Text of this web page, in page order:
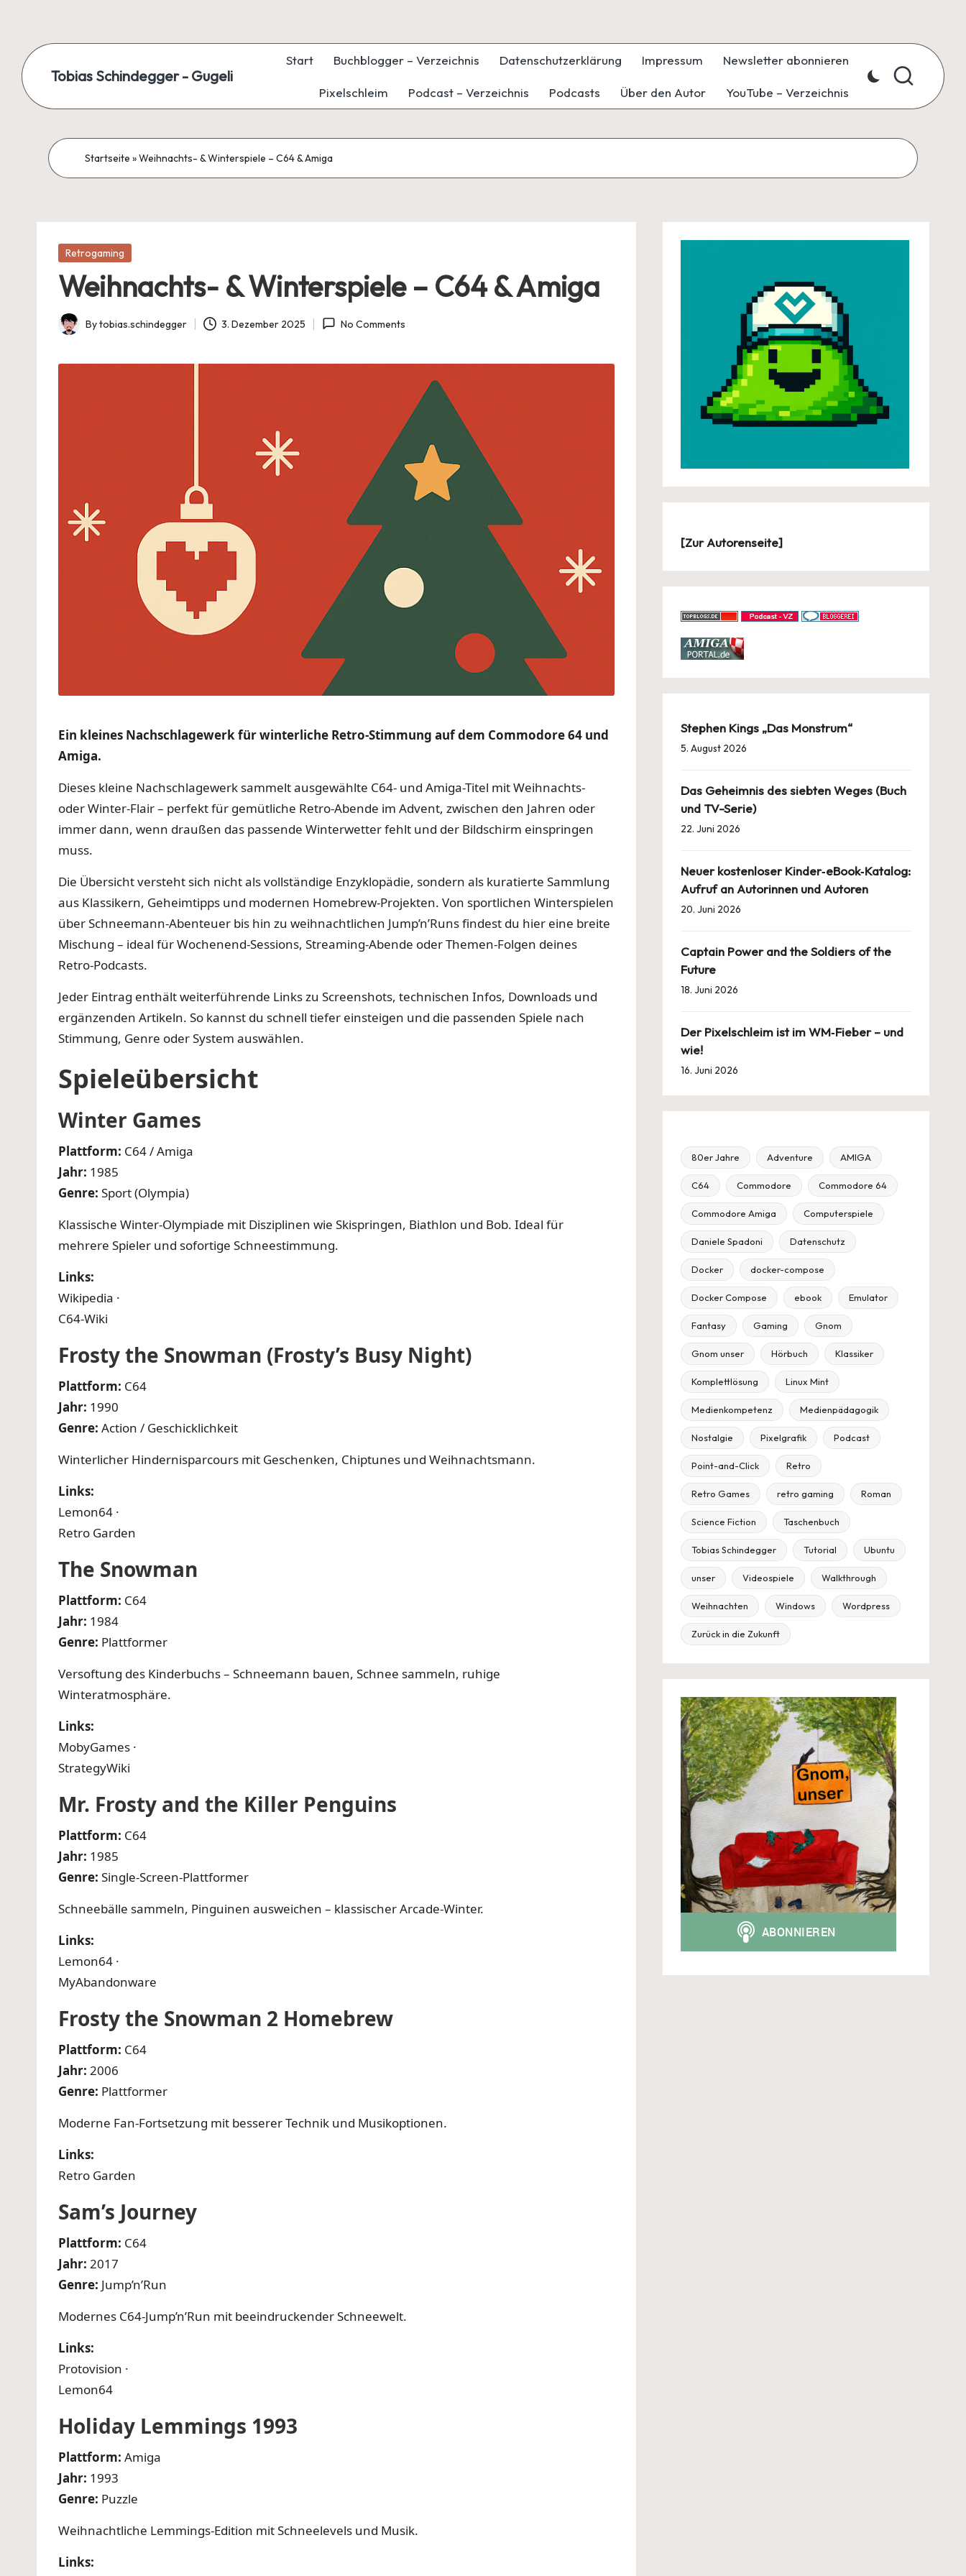
content
Tobias Schindegger - Gugeli
Start Buchblogger – Verzeichnis Datenschutzerklärung Impressum Newsletter abonnieren
Pixelschleim Podcast – Verzeichnis Podcasts Über den Autor YouTube – Verzeichnis
Startseite »Weihnachts- & Winterspiele – C64 & Amiga
Posted
Retrogaming
Weihnachts- & Winterspiele – C64 & Amiga
Posted
Bytobias.schindegger 3. Dezember 2025 No Comments
Ein kleines Nachschlagewerk für winterliche Retro-Stimmung auf dem Commodore 64 und
Amiga.
Dieses kleine Nachschlagewerk sammelt ausgewählte C64- und Amiga-Titel mit Weihnachts-
oder Winter-Flair – perfekt für gemütliche Retro-Abende im Advent, zwischen den Jahren oder
immer dann, wenn draußen das passende Winterwetter fehlt und der Bildschirm einspringen
muss.
Die Übersicht versteht sich nicht als vollständige Enzyklopädie, sondern als kuratierte Sammlung
aus Klassikern, Geheimtipps und modernen Homebrew-Projekten. Von sportlichen Winterspielen
über Schneemann-Abenteuer bis hin zu weihnachtlichen Jump’n’Runs findest du hier eine breite
Mischung – ideal für Wochenend-Sessions, Streaming-Abende oder Themen-Folgen deines
Retro-Podcasts.
Jeder Eintrag enthält weiterführende Links zu Screenshots, technischen Infos, Downloads und
ergänzenden Artikeln. So kannst du schnell tiefer einsteigen und die passenden Spiele nach
Stimmung, Genre oder System auswählen.
Spieleübersicht
Winter Games
Plattform: C64 / Amiga
Jahr: 1985
Genre: Sport (Olympia)
Klassische Winter-Olympiade mit Disziplinen wie Skispringen, Biathlon und Bob. Ideal für
mehrere Spieler und sofortige Schneestimmung.
Links:
Wikipedia ·
C64-Wiki
Frosty the Snowman (Frosty’s Busy Night)
Plattform: C64
Jahr: 1990
Genre: Action / Geschicklichkeit
Winterlicher Hindernisparcours mit Geschenken, Chiptunes und Weihnachtsmann.
Links:
Lemon64 ·
Retro Garden
The Snowman
Plattform: C64
Jahr: 1984
Genre: Plattformer
Versoftung des Kinderbuchs – Schneemann bauen, Schnee sammeln, ruhige
Winteratmosphäre.
Links:
MobyGames ·
StrategyWiki
Mr. Frosty and the Killer Penguins
Plattform: C64
Jahr: 1985
Genre: Single-Screen-Plattformer
Schneebälle sammeln, Pinguinen ausweichen – klassischer Arcade-Winter.
Links:
Lemon64 ·
MyAbandonware
Frosty the Snowman 2 Homebrew
Plattform: C64
Jahr: 2006
Genre: Plattformer
Moderne Fan-Fortsetzung mit besserer Technik und Musikoptionen.
Links:
Retro Garden
Sam’s Journey
Plattform: C64
Jahr: 2017
Genre: Jump’n’Run
Modernes C64-Jump’n’Run mit beeindruckender Schneewelt.
Links:
Protovision ·
Lemon64
Holiday Lemmings 1993
Plattform: Amiga
Jahr: 1993
Genre: Puzzle
Weihnachtliche Lemmings-Edition mit Schneelevels und Musik.
Links:
[Zur Autorenseite]
Stephen Kings „Das Monstrum“
5. August 2026
Das Geheimnis des siebten Weges (Buch
und TV-Serie)
22. Juni 2026
Neuer kostenloser Kinder‑eBook‑Katalog:
Aufruf an Autorinnen und Autoren
20. Juni 2026
Captain Power and the Soldiers of the
Future
18. Juni 2026
Der Pixelschleim ist im WM‑Fieber – und
wie!
16. Juni 2026
80er Jahre Adventure AMIGA
C64 Commodore Commodore 64
Commodore Amiga Computerspiele
Daniele Spadoni Datenschutz
Docker docker-compose
Docker Compose ebook Emulator
Fantasy Gaming Gnom
Gnom unser Hörbuch Klassiker
Komplettlösung Linux Mint
Medienkompetenz Medienpädagogik
Nostalgie Pixelgrafik Podcast
Point-and-Click Retro
Retro Games retro gaming Roman
Science Fiction Taschenbuch
Tobias Schindegger Tutorial Ubuntu
unser Videospiele Walkthrough
Weihnachten Windows Wordpress
Zurück in die Zukunft